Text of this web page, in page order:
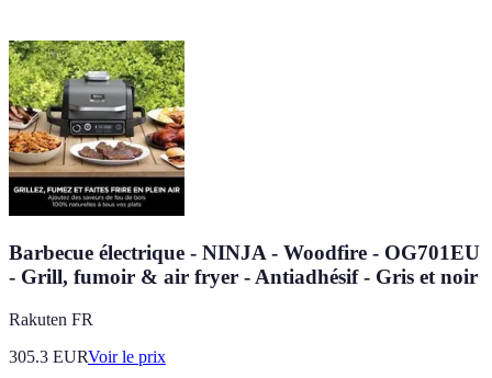
Barbecue électrique - NINJA - Woodfire - OG701EU
- Grill, fumoir & air fryer - Antiadhésif - Gris et noir
Rakuten FR
305.3 EURVoir le prix